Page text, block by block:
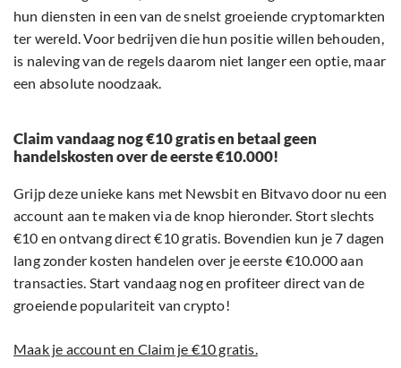
hun diensten in een van de snelst groeiende cryptomarkten
ter wereld. Voor bedrijven die hun positie willen behouden,
is naleving van de regels daarom niet langer een optie, maar
een absolute noodzaak.
Claim vandaag nog €10 gratis en betaal geen
handelskosten over de eerste €10.000!
Grijp deze unieke kans met Newsbit en Bitvavo door nu een
account aan te maken via de knop hieronder. Stort slechts
€10 en ontvang direct €10 gratis. Bovendien kun je 7 dagen
lang zonder kosten handelen over je eerste €10.000 aan
transacties. Start vandaag nog en profiteer direct van de
groeiende populariteit van crypto!
Maak je account en Claim je €10 gratis.